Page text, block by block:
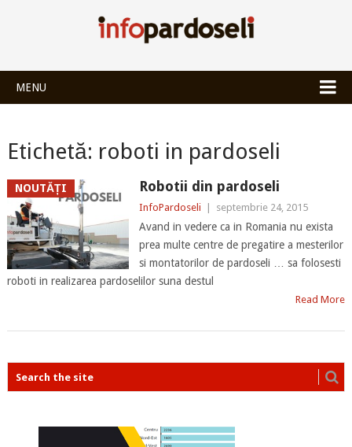
MENU
Etichetă: roboti in pardoseli
NOUTĂȚI Robotii din pardoseli
InfoPardoseli septembrie 24, 2015
Avand in vedere ca in Romania nu exista
prea multe centre de pregatire a mesterilor
si montatorilor de pardoseli … sa folosesti
roboti in realizarea pardoselilor suna destul
Read More
POSTS
NAVIGATION